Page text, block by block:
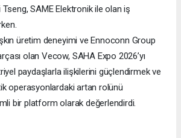
SAME Elektronik ile olan iş
üretim deneyimi ve Ennoconn Group
olan Vecow, SAHA Expo 2026’yı
paydaşlarla ilişkilerini güçlendirmek ve
operasyonlardaki artan rolünü
bir platform olarak değerlendirdi.